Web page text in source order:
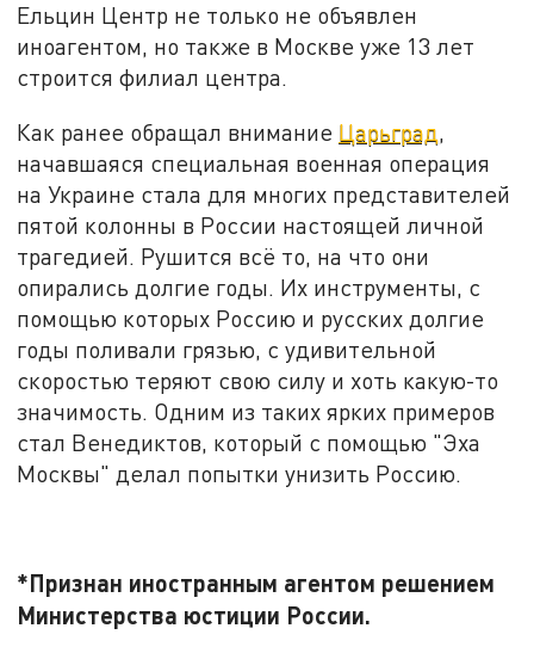
Ельцин Центр не только не объявлен
иноагентом, но также в Москве уже 13 лет
строится филиал центра.
Как ранее обращал внимание Царьград,
начавшаяся специальная военная операция
на Украине стала для многих представителей
пятой колонны в России настоящей личной
трагедией. Рушится всё то, на что они
опирались долгие годы. Их инструменты, с
помощью которых Россию и русских долгие
годы поливали грязью, с удивительной
скоростью теряют свою силу и хоть какую-то
значимость. Одним из таких ярких примеров
стал Венедиктов, который с помощью "Эха
Москвы" делал попытки унизить Россию.
*Признан иностранным агентом решением
Министерства юстиции России.